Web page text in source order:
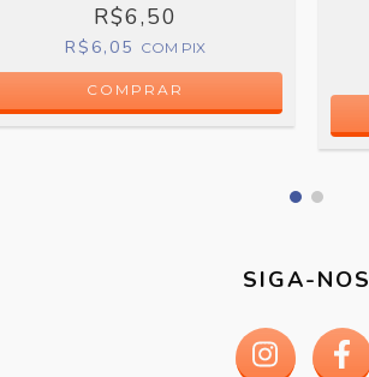
R$6,50
R$6,05 COM PIX
COMPRAR
SIGA-NOS